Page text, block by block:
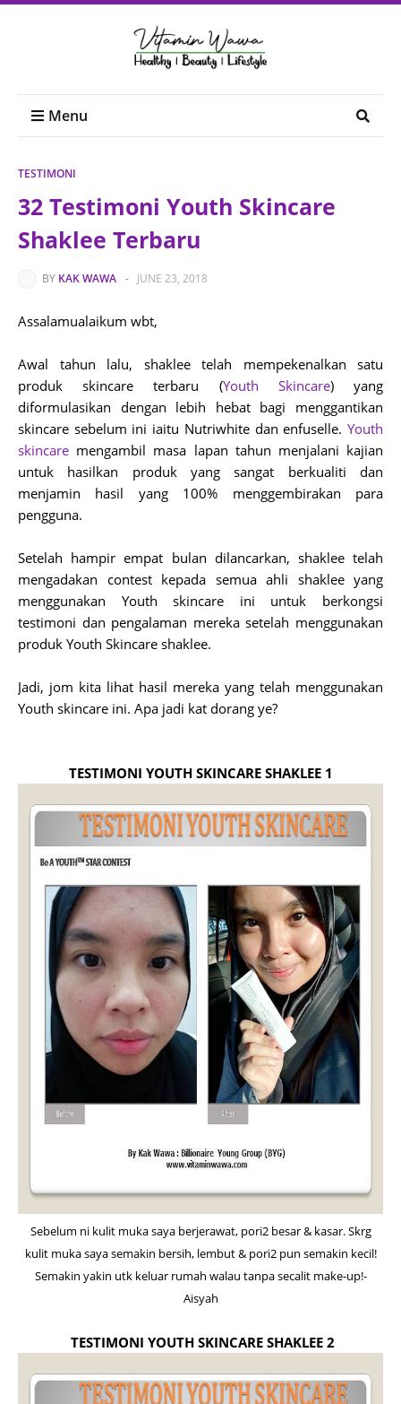
Menu
TESTIMONI
32 Testimoni Youth Skincare
Shaklee Terbaru
BY KAK WAWA - JUNE 23, 2018
Assalamualaikum wbt,
Awal tahun lalu, shaklee telah mempekenalkan satu
produk skincare terbaru (Youth Skincare) yang
diformulasikan dengan lebih hebat bagi menggantikan
skincare sebelum ini iaitu Nutriwhite dan enfuselle. Youth
skincare mengambil masa lapan tahun menjalani kajian
untuk hasilkan produk yang sangat berkualiti dan
menjamin hasil yang 100% menggembirakan para
pengguna.
Setelah hampir empat bulan dilancarkan, shaklee telah
mengadakan contest kepada semua ahli shaklee yang
menggunakan Youth skincare ini untuk berkongsi
testimoni dan pengalaman mereka setelah menggunakan
produk Youth Skincare shaklee.
Jadi, jom kita lihat hasil mereka yang telah menggunakan
Youth skincare ini. Apa jadi kat dorang ye?
TESTIMONI YOUTH SKINCARE SHAKLEE 1
Sebelum ni kulit muka saya berjerawat, pori2 besar & kasar. Skrg
kulit muka saya semakin bersih, lembut & pori2 pun semakin kecil!
Semakin yakin utk keluar rumah walau tanpa secalit make-up!-
Aisyah
TESTIMONI YOUTH SKINCARE SHAKLEE 2